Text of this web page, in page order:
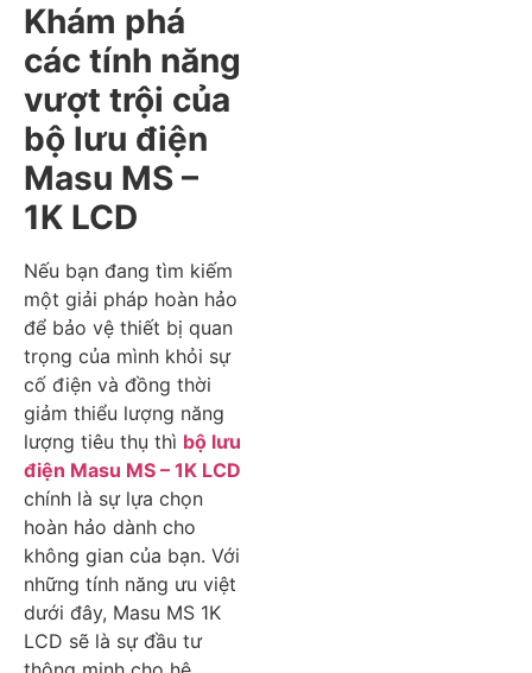
Khám phá
các tính năng
vượt trội của
bộ lưu điện
Masu MS –
1K LCD
Nếu bạn đang tìm kiếm
một giải pháp hoàn hảo
để bảo vệ thiết bị quan
trọng của mình khỏi sự
cố điện và đồng thời
giảm thiểu lượng năng
lượng tiêu thụ thì bộ lưu
điện Masu MS – 1K LCD
chính là sự lựa chọn
hoàn hảo dành cho
không gian của bạn. Với
những tính năng ưu việt
dưới đây, Masu MS 1K
LCD sẽ là sự đầu tư